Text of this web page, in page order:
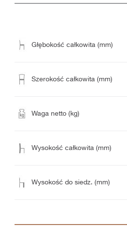
Głębokość całkowita (mm)
Szerokość całkowita (mm)
Waga netto (kg)
Wysokość całkowita (mm)
Wysokość do siedz. (mm)